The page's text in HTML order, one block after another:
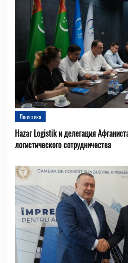
Логистика
Hazar Logistik и делегация
логистического сотрудничества